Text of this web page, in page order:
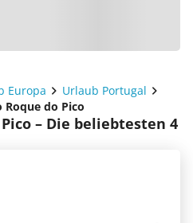
Europa
Urlaub Portugal
Roque do Pico
– Die beliebtesten 4